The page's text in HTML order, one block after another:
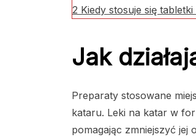
2 Kiedy stosuje się
Jak
Preparaty stosowane
kataru. Leki na katar w
pomagając zmniejszyć